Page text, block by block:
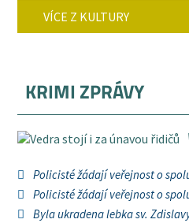
VÍCE Z KULTURY
KRIMI ZPRÁVY
Policisté žádají veřejnost o
Policisté žádají veřejnost o
Byla ukradena lebka sv.